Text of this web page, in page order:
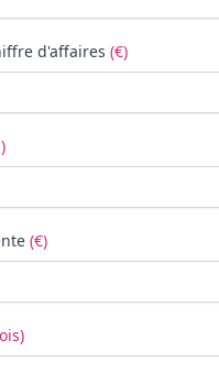
d'affaires (€)
(€)